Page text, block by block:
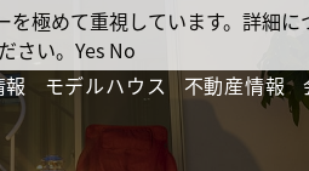
モデルハウス 不動産情報
極めて重視しています。詳細
さい。 Yes No